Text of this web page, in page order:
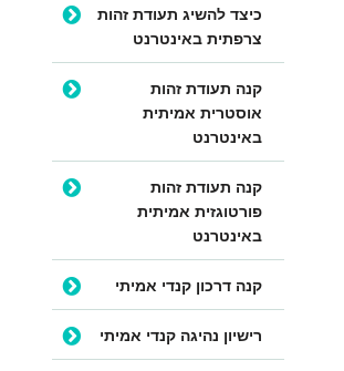
כיצד להשיג תעודת זהות
צרפתית באינטרנט
קנה תעודת זהות
אוסטרית אמיתית
באינטרנט
קנה תעודת זהות
פורטוגזית אמיתית
באינטרנט
קנה דרכון קנדי אמיתי
רישיון נהיגה קנדי אמיתי